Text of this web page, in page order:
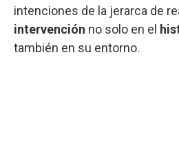
intenciones de la jerarca de
intervención no solo en el
también en su entorno.